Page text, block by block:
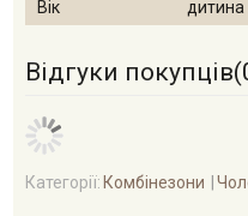
Вік
дитина
Відгуки покупців(
Категорії: Комбінезони